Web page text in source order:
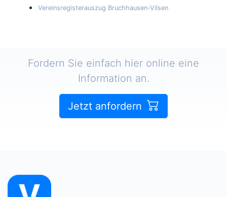
Vereinsregisterauszug Bruchhausen-Vilsen
Fordern Sie einfach hier online eine
Information an.
Jetzt anfordern